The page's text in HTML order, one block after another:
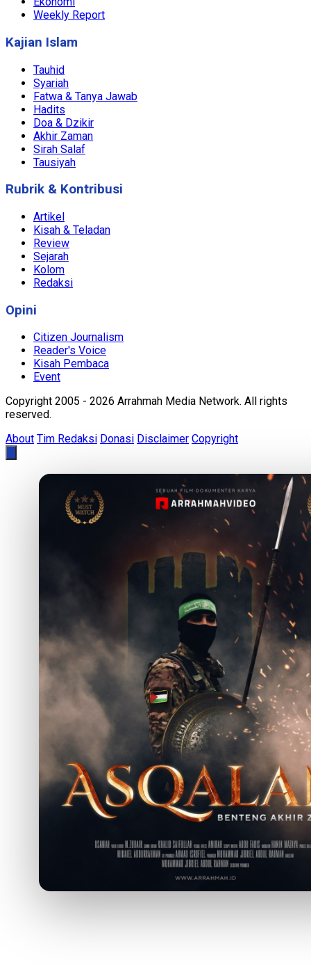
Weekly Report
Kajian Islam
Tauhid
Syariah
Fatwa & Tanya Jawab
Hadits
Doa & Dzikir
Akhir Zaman
Sirah Salaf
Tausiyah
Rubrik & Kontribusi
Artikel
Kisah & Teladan
Review
Sejarah
Kolom
Redaksi
Opini
Citizen Journalism
Reader's Voice
Kisah Pembaca
Event
Copyright 2005 - 2026 Arrahmah Media Network. All rights
reserved.
About Tim Redaksi Donasi Disclaimer Copyright